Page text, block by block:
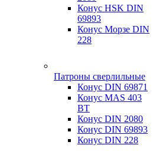
Конус HSK DIN
69893
Конус Морзе DIN
228
Патроны сверлильные
Конус DIN 69871
Конус MAS 403
BT
Конус DIN 2080
Конус DIN 69893
Конус DIN 228